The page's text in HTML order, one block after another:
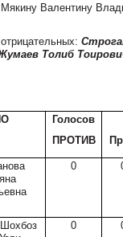
Валентину
Толиб
Голосов
ПРОТИВ
0
0